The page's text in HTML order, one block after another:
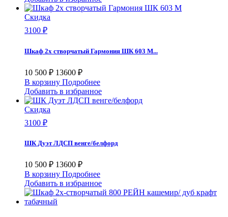
Скидка
3100 ₽
Шкаф 2х створчатый Гармония ШК 603 М...
10 500 ₽ 13600 ₽
В корзину Подробнее
Добавить в избранное
Скидка
3100 ₽
ШК Дуэт ЛДСП венге/белфорд
10 500 ₽ 13600 ₽
В корзину Подробнее
Добавить в избранное